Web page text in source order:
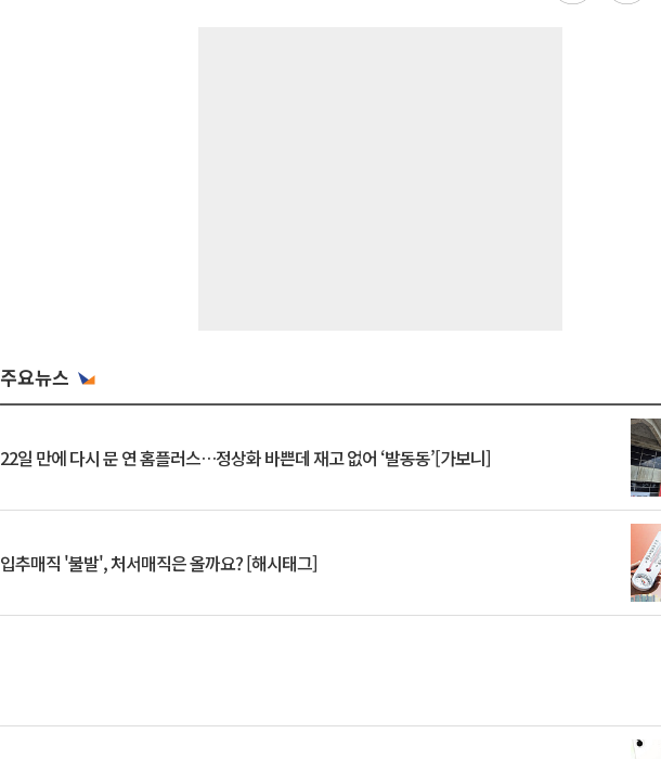
주요뉴스
22일 만에 다시 문 연 홈플러스…정상화 바쁜데 재고 없어 ‘발동동’[가보니]
입추매직 '불발', 처서매직은 올까요? [해시태그]